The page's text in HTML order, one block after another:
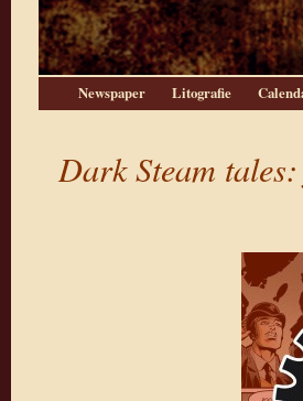
Newspaper Litografie
Dark Steam